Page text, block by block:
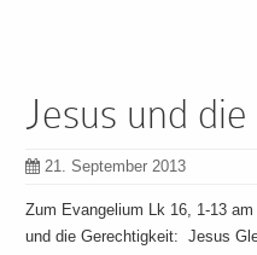
Jesus und
21. September 2013
Zum Evangelium Lk 16, 1-13
und die Gerechtigkeit: Jesus